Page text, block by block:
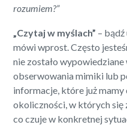
rozumiem?”
„Czytaj w myślach” –
mówi wprost. Często
nie zostało
obserwowania mimiki lub
informacje, które już mamy
okoliczności, w których się
co czuje w konkretnej